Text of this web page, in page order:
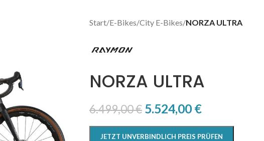
Start/E-Bikes/City E-Bikes/NORZA ULTRA
NORZA ULTRA
6.499,00€ 5.524,00€
JETZT UNVERBINDLICH PREIS PRÜFEN